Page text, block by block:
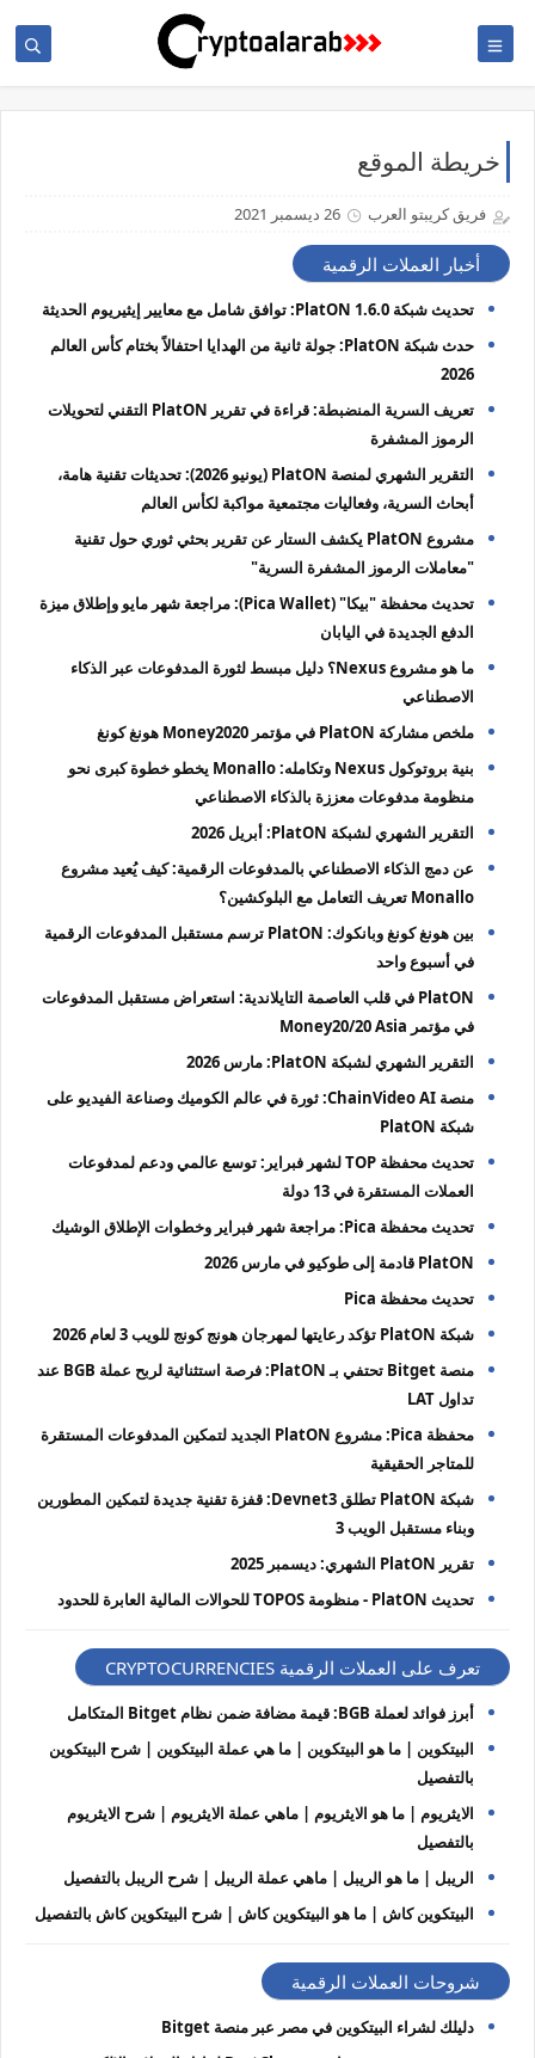
خريطة الموقع
فريق كريبتو العرب 26 ديسمبر 2021
أخبار العملات الرقمية
تحديث شبكة PlatON 1.6.0: توافق شامل مع معايير إيثيريوم الحديثة
حدث شبكة PlatON: جولة ثانية من الهدايا احتفالاً بختام كأس العالم
2026
تعريف السرية المنضبطة: قراءة في تقرير PlatON التقني لتحويلات
الرموز المشفرة
التقرير الشهري لمنصة PlatON (يونيو 2026): تحديثات تقنية هامة،
أبحاث السرية، وفعاليات مجتمعية مواكبة لكأس العالم
مشروع PlatON يكشف الستار عن تقرير بحثي ثوري حول تقنية
"معاملات الرموز المشفرة السرية"
تحديث محفظة "بيكا" (Pica Wallet): مراجعة شهر مايو وإطلاق ميزة
الدفع الجديدة في اليابان
ما هو مشروع Nexus؟ دليل مبسط لثورة المدفوعات عبر الذكاء
الاصطناعي
ملخص مشاركة PlatON في مؤتمر Money2020 هونغ كونغ
بنية بروتوكول Nexus وتكامله: Monallo يخطو خطوة كبرى نحو
منظومة مدفوعات معززة بالذكاء الاصطناعي
التقرير الشهري لشبكة PlatON: أبريل 2026
عن دمج الذكاء الاصطناعي بالمدفوعات الرقمية: كيف يُعيد مشروع
Monallo تعريف التعامل مع البلوكشين؟
بين هونغ كونغ وبانكوك: PlatON ترسم مستقبل المدفوعات الرقمية
في أسبوع واحد
PlatON في قلب العاصمة التايلاندية: استعراض مستقبل المدفوعات
في مؤتمر Money20/20 Asia
التقرير الشهري لشبكة PlatON: مارس 2026
منصة ChainVideo AI: ثورة في عالم الكوميك وصناعة الفيديو على
شبكة PlatON
تحديث محفظة TOP لشهر فبراير: توسع عالمي ودعم لمدفوعات
العملات المستقرة في 13 دولة
تحديث محفظة Pica: مراجعة شهر فبراير وخطوات الإطلاق الوشيك
PlatON قادمة إلى طوكيو في مارس 2026
تحديث محفظة Pica
شبكة PlatON تؤكد رعايتها لمهرجان هونج كونج للويب 3 لعام 2026
منصة Bitget تحتفي بـ PlatON: فرصة استثنائية لربح عملة BGB عند
تداول LAT
محفظة Pica: مشروع PlatON الجديد لتمكين المدفوعات المستقرة
للمتاجر الحقيقية
شبكة PlatON تطلق Devnet3: قفزة تقنية جديدة لتمكين المطورين
وبناء مستقبل الويب 3
تقرير PlatON الشهري: ديسمبر 2025
تحديث PlatON - منظومة TOPOS للحوالات المالية العابرة للحدود
تعرف على العملات الرقمية CRYPTOCURRENCIES
أبرز فوائد لعملة BGB: قيمة مضافة ضمن نظام Bitget المتكامل
البيتكوين | ما هو البيتكوين | ما هي عملة البيتكوين | شرح البيتكوين
بالتفصيل
الايثريوم | ما هو الايثريوم | ماهي عملة الايثريوم | شرح الايثريوم
بالتفصيل
الريبل | ما هو الريبل | ماهي عملة الريبل | شرح الريبل بالتفصيل
البيتكوين كاش | ما هو البيتكوين كاش | شرح البيتكوين كاش بالتفصيل
شروحات العملات الرقمية
دليلك لشراء البيتكوين في مصر عبر منصة Bitget